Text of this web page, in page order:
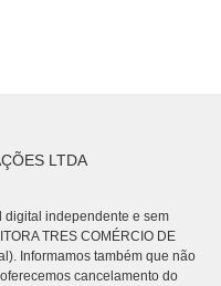
LTDA
digital independente e sem
TRES COMÉRCIO DE
Informamos também que não
cancelamento do